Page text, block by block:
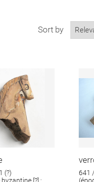
Sort by
(?)
[?] ;
641